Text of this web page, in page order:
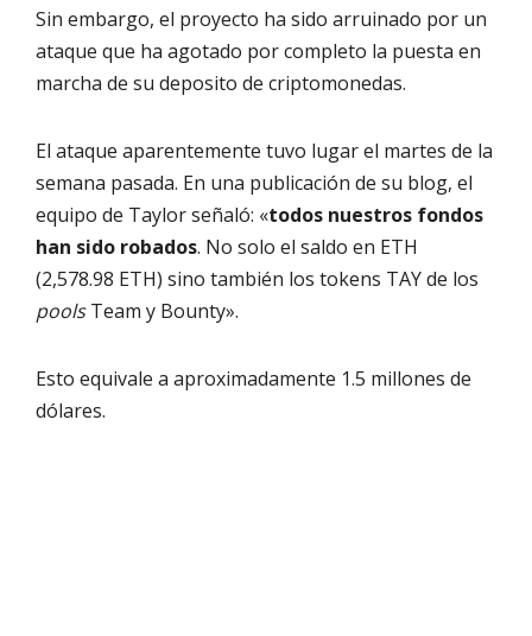
Sin embargo, el proyecto ha sido arruinado por un
ataque que ha agotado por completo la puesta en
marcha de su deposito de criptomonedas.
El ataque aparentemente tuvo lugar el martes de la
semana pasada. En una publicación de su blog, el
equipo de Taylor señaló: «todos nuestros fondos
han sido robados. No solo el saldo en ETH
(2,578.98 ETH) sino también los tokens TAY de los
poolsTeam y Bounty».
Esto equivale a aproximadamente 1.5 millones de
dólares.